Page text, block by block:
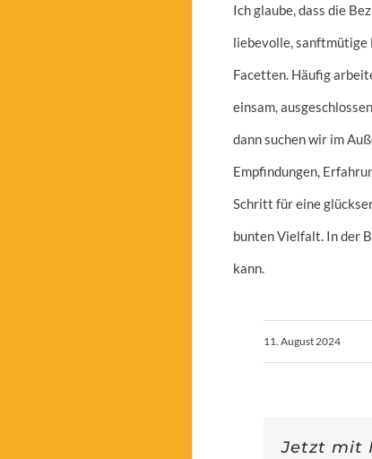
Ich glaube, dass die
liebevolle, sanftmütige
Facetten. Häufig
einsam,
dann suchen wir im
Empfindungen,
Schritt für eine
bunten Vielfalt. In der
kann.
11. August 2024
Jetzt mit